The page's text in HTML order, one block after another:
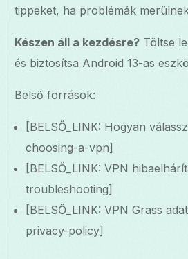
tippeket, ha problémák
Készen áll a kezdésre? Töltse
és biztosítsa Android 13-as
Belső források:
[BELSŐ_LINK: Hogyan
choosing-a-vpn]
[BELSŐ_LINK: VPN
troubleshooting]
[BELSŐ_LINK: VPN Grass
privacy-policy]